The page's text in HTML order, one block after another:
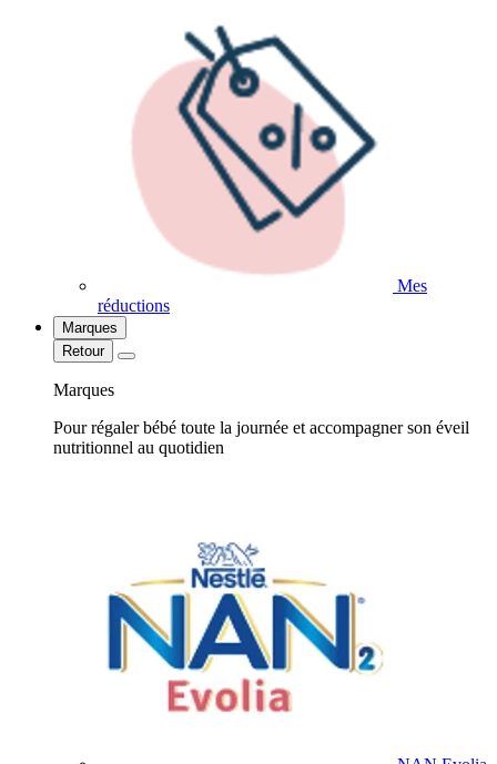
Mes
réductions
Marques
Retour
Marques
Pour régaler bébé toute la journée et accompagner son éveil
nutritionnel au quotidien